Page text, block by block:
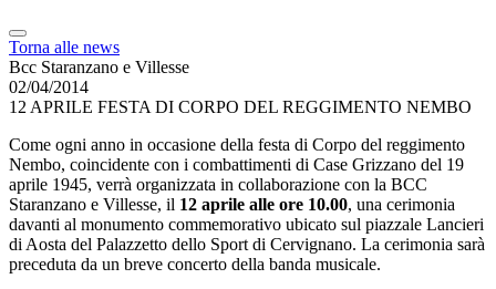
Torna alle news
Bcc Staranzano e Villesse
02/04/2014
12 APRILE FESTA DI CORPO DEL REGGIMENTO NEMBO
Come ogni anno in occasione della festa di Corpo del reggimento
Nembo, coincidente con i combattimenti di Case Grizzano del 19
aprile 1945, verrà organizzata in collaborazione con la BCC
Staranzano e Villesse, il 12 aprile alle ore 10.00, una cerimonia
davanti al monumento commemorativo ubicato sul piazzale Lancieri
di Aosta del Palazzetto dello Sport di Cervignano. La cerimonia sarà
preceduta da un breve concerto della banda musicale.